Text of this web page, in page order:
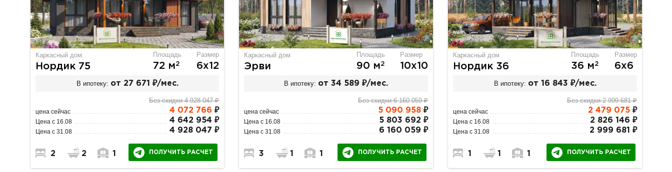
Каркасный дом
Нордик 75
Площадь
72 м2
Размер
6х12
В ипотеку: от 27 671 ₽/мес.
Без скидки 4 928 047 ₽
цена сейчас 4 072 766 ₽
Цена с 16.08 4 642 954 ₽
Цена с 31.08 4 928 047 ₽
2 2 1 ПОЛУЧИТЬ РАСЧЕТ
Каркасный дом
Эрви
Площадь
90 м2
Размер
10х10
В ипотеку: от 34 589 ₽/мес.
Без скидки 6 160 059 ₽
цена сейчас 5 090 958 ₽
Цена с 16.08 5 803 692 ₽
Цена с 31.08 6 160 059 ₽
3 1 1 ПОЛУЧИТЬ РАСЧЕТ
Каркасный дом
Нордик 36
Площадь
36 м2
Размер
6х6
В ипотеку: от 16 843 ₽/мес.
Без скидки 2 999 681 ₽
цена сейчас 2 479 075₽
Цена с 16.08 2 826 146 ₽
Цена с 31.08 2 999 681 ₽
1 1 1 ПОЛУЧИТЬ РАСЧЕТ